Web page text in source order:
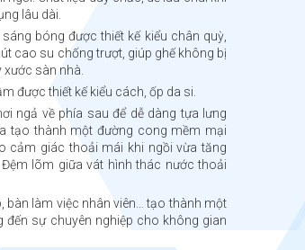
lâu dài.
bóng được thiết kế kiểu chân quỳ,
cao su chống trượt, giúp ghế không bị
sàn nhà.
được thiết kế kiểu cách, ốp da si.
ngả về phía sau để dễ dàng tựa lưng
tạo thành một đường cong mềm mại
cảm giác thoải mái khi ngồi vừa tăng
lõm giữa vát hình thác nước thoải
bàn làm việc nhân viên… tạo thành một
đến sự chuyên nghiệp cho không gian